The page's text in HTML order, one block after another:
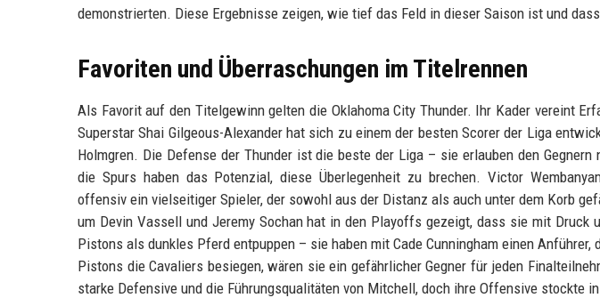
demonstrierten. Diese Ergebnisse zeigen, wie tief das Feld in dieser Saison ist und
Favoriten und Überraschungen im Titelrennen
Als Favorit auf den Titelgewinn gelten die Oklahoma City Thunder. Ihr Kader vereint
Superstar Shai Gilgeous-Alexander hat sich zu einem der besten Scorer der Liga
Holmgren. Die Defense der Thunder ist die beste der Liga – sie erlauben den
die Spurs haben das Potenzial, diese Überlegenheit zu brechen. Victor
offensiv ein vielseitiger Spieler, der sowohl aus der Distanz als auch unter dem Korb
um Devin Vassell und Jeremy Sochan hat in den Playoffs gezeigt, dass sie mit Druck
Pistons als dunkles Pferd entpuppen – sie haben mit Cade Cunningham einen
Pistons die Cavaliers besiegen, wären sie ein gefährlicher Gegner für jeden
starke Defensive und die Führungsqualitäten von Mitchell, doch ihre Offensive stockte